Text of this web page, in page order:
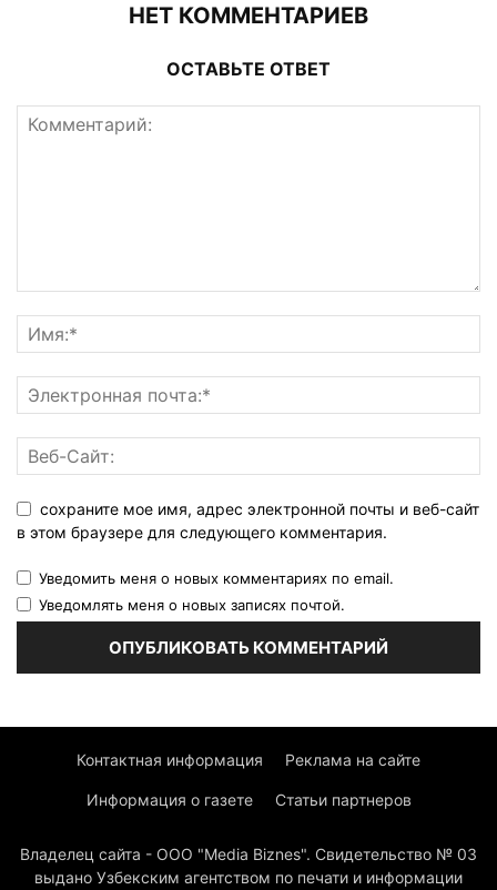
НЕТ КОММЕНТАРИЕВ
ОСТАВЬТЕ ОТВЕТ
сохраните мое имя, адрес электронной почты и веб-сайт
в этом браузере для следующего комментария.
Уведомить меня о новых комментариях по email.
Уведомлять меня о новых записях почтой.
Контактная информация Реклама на сайте
Информация о газете Статьи партнеров
Владелец сайта - ООО "Media Biznes". Свидетельство № 03
выдано Узбекским агентством по печати и информации